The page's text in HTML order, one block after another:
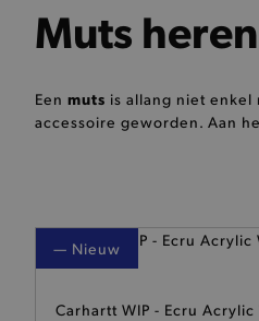
Een muts is allang niet enkel
accessoire geworden. Aan
— Nieuw
Carhartt WIP - Ecru Acrylic
Muts heren